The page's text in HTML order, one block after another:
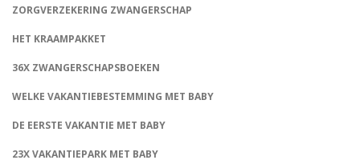
ZORGVERZEKERING ZWANGERSCHAP
HET KRAAMPAKKET
36X ZWANGERSCHAPSBOEKEN
WELKE VAKANTIEBESTEMMING MET BABY
DE EERSTE VAKANTIE MET BABY
23X VAKANTIEPARK MET BABY